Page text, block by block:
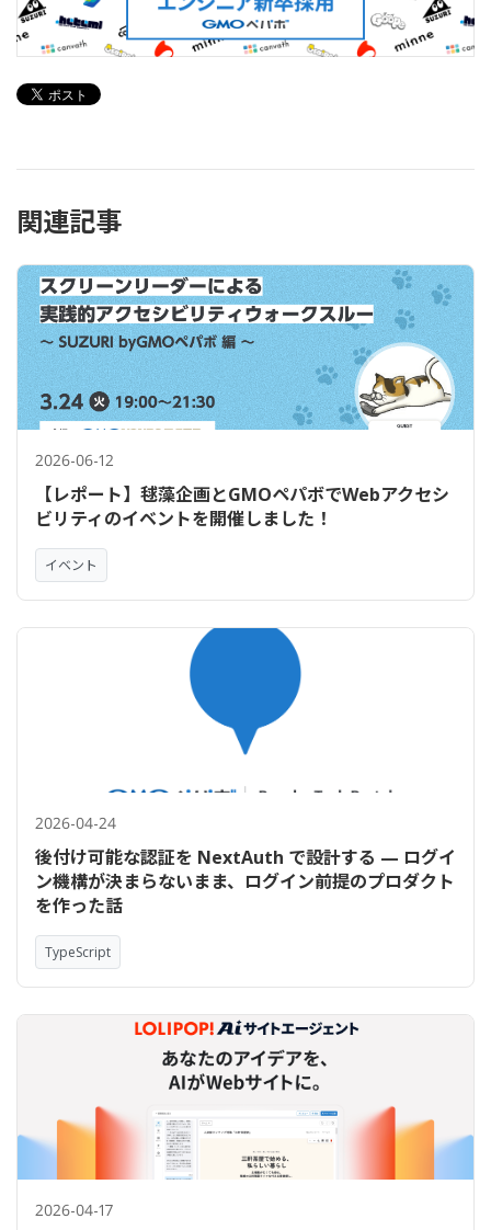
関連記事
2026-06-12
【レポート】毬藻企画とGMOペパボでWebアクセシ
ビリティのイベントを開催しました！
イベント
2026-04-24
後付け可能な認証を NextAuth で設計する — ログイ
ン機構が決まらないまま、ログイン前提のプロダクト
を作った話
TypeScript
2026-04-17